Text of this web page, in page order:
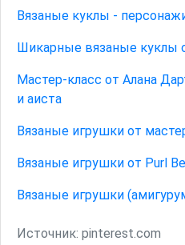
Вязаные куклы -
Шикарные вязаные куклы
Мастер-класс от Алана
и аиста
Вязаные игрушки от
Вязаные игрушки от Purl
Вязаные игрушки
Источник: pinterest.com